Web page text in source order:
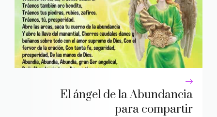
El ángel de la Abundancia
para compartir